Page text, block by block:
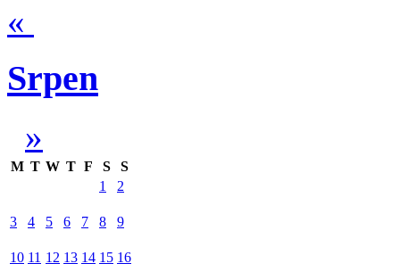
«
Srpen
»
M T W T F S
S
1
2
3 4 5 6 7 8 9
10 11 12 13 14 15 16